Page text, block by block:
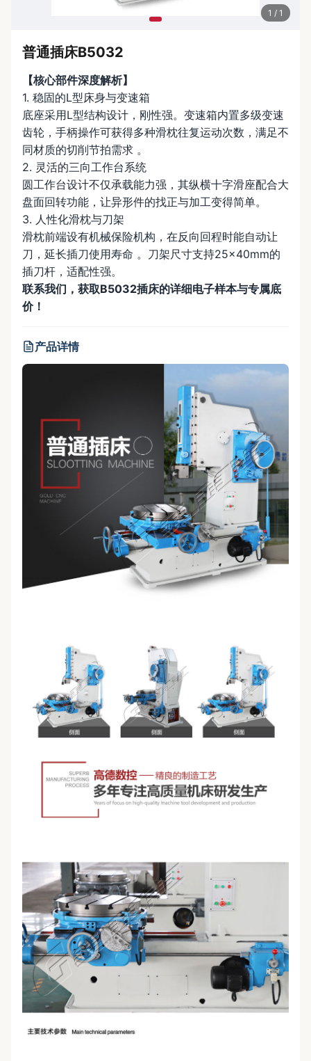
1 / 1
普通插床B5032
【核心部件深度解析】
1. 稳固的L型床身与变速箱
底座采用L型结构设计，刚性强。变速箱内置多级变速
齿轮，手柄操作可获得多种滑枕往复运动次数，满足不
同材质的切削节拍需求 。
2. 灵活的三向工作台系统
圆工作台设计不仅承载能力强，其纵横十字滑座配合大
盘面回转功能，让异形件的找正与加工变得简单。
3. 人性化滑枕与刀架
滑枕前端设有机械保险机构，在反向回程时能自动让
刀，延长插刀使用寿命 。刀架尺寸支持25×40mm的
插刀杆，适配性强。
联系我们，获取B5032插床的详细电子样本与专属底
价！
产品详情